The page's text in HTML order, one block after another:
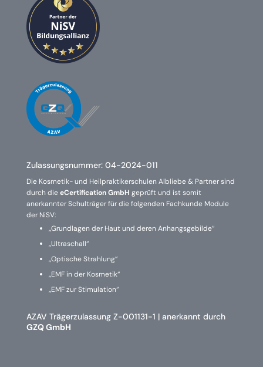
Zulassungsnummer: 04-2024-011
Die Kosmetik- und Heilpraktikerschulen Albliebe & Partner sind
durch dieeCertification GmbH geprüft und ist somit
anerkannter Schulträger für die folgenden Fachkunde Module
der NiSV:
„Grundlagen der Haut und deren Anhangsgebilde“
„Ultraschall“
„Optische Strahlung“
„EMF in der Kosmetik“
„EMF zur Stimulation“
AZAV Trägerzulassung Z-001131-1 | anerkannt durch
GZQ GmbH